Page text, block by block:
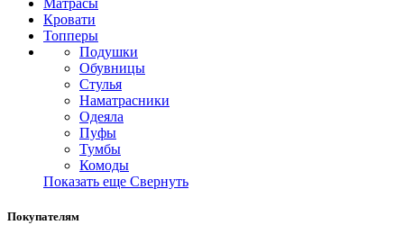
Кровати
Топперы
Подушки
Обувницы
Стулья
Наматрасники
Одеяла
Пуфы
Тумбы
Комоды
Показать еще Свернуть
Покупателям